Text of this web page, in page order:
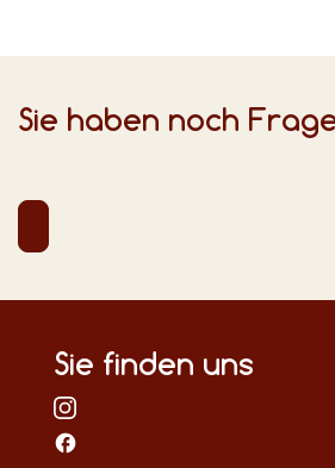
Sie haben noch
Sie finden uns